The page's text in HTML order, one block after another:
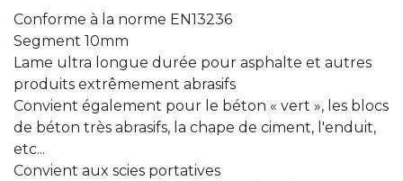
Conforme à la norme EN13236
Segment 10mm
Lame ultra longue durée pour asphalte et autres
produits extrêmement abrasifs
Convient également pour le béton « vert », les blocs
de béton très abrasifs, la chape de ciment, l'enduit,
etc...
Convient aux scies portatives